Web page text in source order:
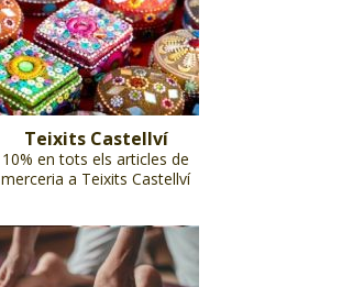
Teixits Castellví
10% en tots els articles de
merceria a Teixits Castellví